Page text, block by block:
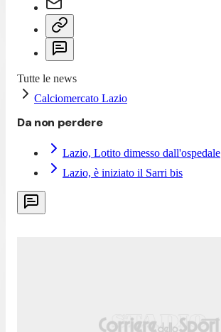
Tutte le news
Calciomercato Lazio
Da non perdere
Lazio, Lotito dimesso dall'ospedale
Lazio, è iniziato il Sarri bis